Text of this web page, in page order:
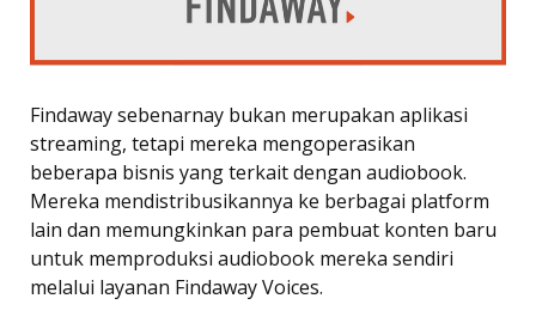
Findaway sebenarnay bukan merupakan aplikasi
streaming, tetapi mereka mengoperasikan
beberapa bisnis yang terkait dengan audiobook.
Mereka mendistribusikannya ke berbagai platform
lain dan memungkinkan para pembuat konten baru
untuk memproduksi audiobook mereka sendiri
melalui layanan Findaway Voices.